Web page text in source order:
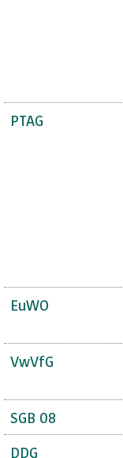
PTAG
EuWO
VwVfG
SGB 08
DDG